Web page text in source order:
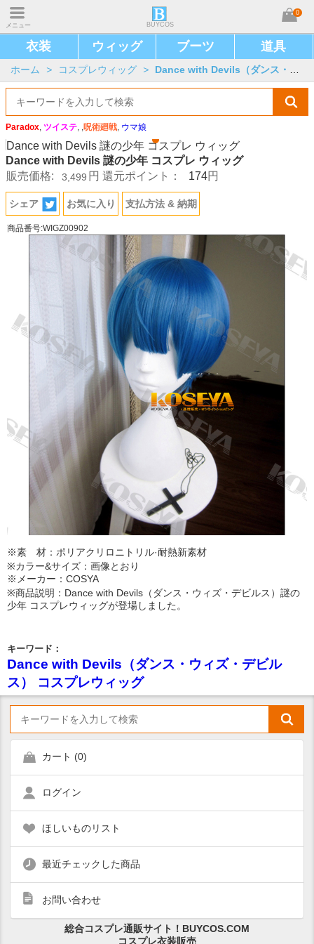
メニュー BUYCOS
0
衣装 ウィッグ ブーツ 道具
ホーム > コスプレウィッグ > Dance with Devils（ダンス・ウィズ・デビルス）
Paradox, ツイステ, ,呪術廻戦, ウマ娘
Dance with Devils 謎の少年 コスプレ ウィッグ
販売価格:
3,499 円 還元ポイント： 174円
シェア お気に入り 支払方法 & 納期
商品番号:WIGZ00902
※素 材：ポリアクリロニトリル·耐熱新素材
※カラー&サイズ：画像とおり
※メーカー：COSYA
※商品説明：Dance with Devils（ダンス・ウィズ・デビルス）謎の
少年 コスプレウィッグが登場しました。
キーワード：
Dance with Devils（ダンス・ウィズ・デビル
ス） コスプレウィッグ
カート (0)
ログイン
ほしいものリスト
最近チェックした商品
お問い合わせ
総合コスプレ通販サイト！BUYCOS.COM
コスプレ衣装販売